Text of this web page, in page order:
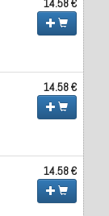
14.58 €
14.58 €